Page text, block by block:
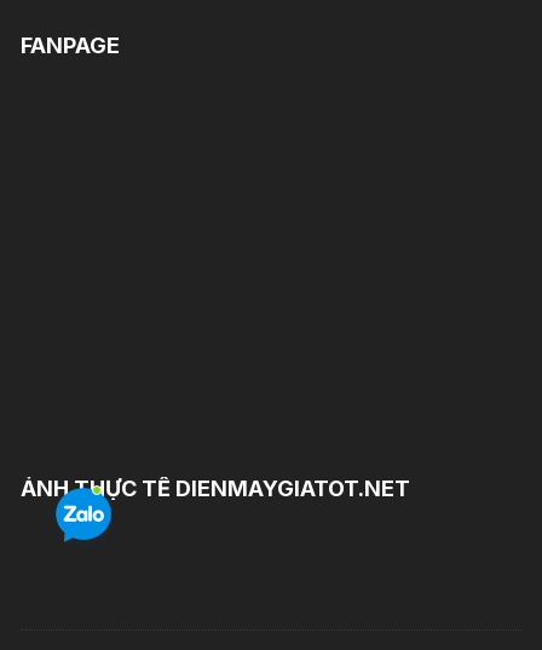
FANPAGE
ẢNH THỰC TẾ DIENMAYGIATOT.NET